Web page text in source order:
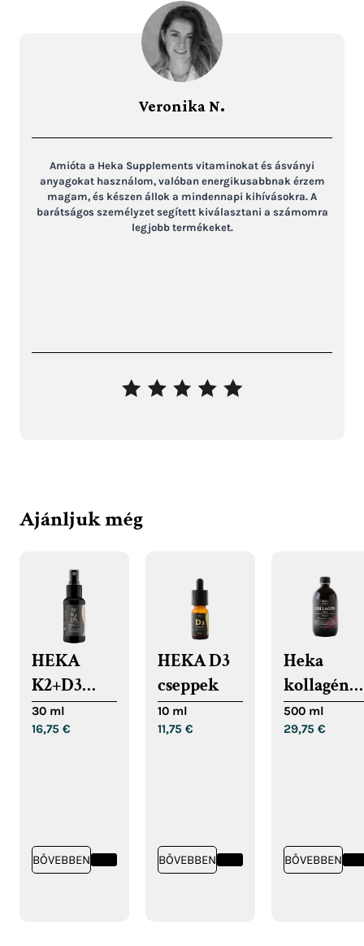
Veronika N.
Amióta a Heka Supplements vitaminokat és ásványi
anyagokat használom, valóban energikusabbnak érzem
magam, és készen állok a mindennapi kihívásokra. A
barátságos személyzet segített kiválasztani a számomra
legjobb termékeket.
Ajánljuk még
HEKA
K2+D3
spray
30 ml
16,75 €
BŐVEBBEN
HEKA D3
cseppek
10 ml
11,75 €
BŐVEBBEN
Heka
kollagén
10.000
500 ml
29,75 €
BŐVEBBEN